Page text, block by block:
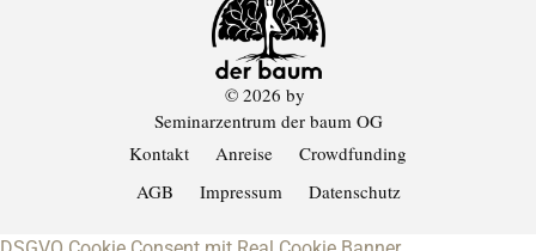
Kontakt Anreise Crowdfunding
© 2026 by
Seminarzentrum der baum OG
AGB Impressum Datenschutz